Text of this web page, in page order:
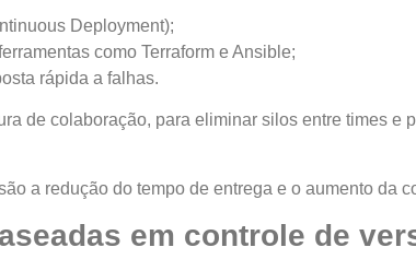
Deployment);
como Terraform e Ansible;
rápida a falhas.
de colaboração, para eliminar silos entre times e
a redução do tempo de entrega e o aumento da
em controle de